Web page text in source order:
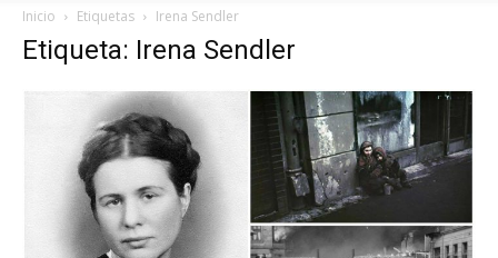
Inicio Etiquetas Irena Sendler
Etiqueta: Irena Sendler